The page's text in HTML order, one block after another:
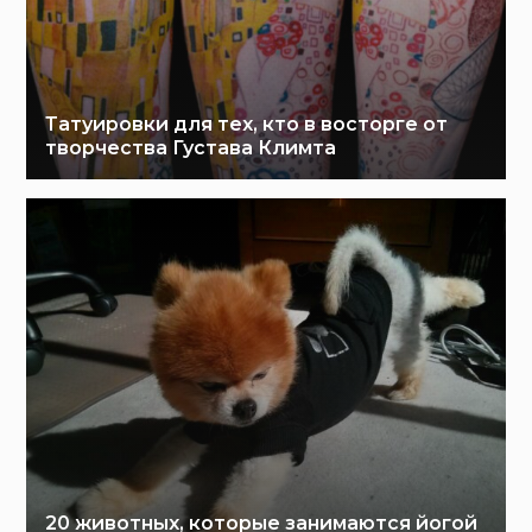
Татуировки для тех, кто в восторге от
творчества Густава Климта
20 животных, которые занимаются йогой